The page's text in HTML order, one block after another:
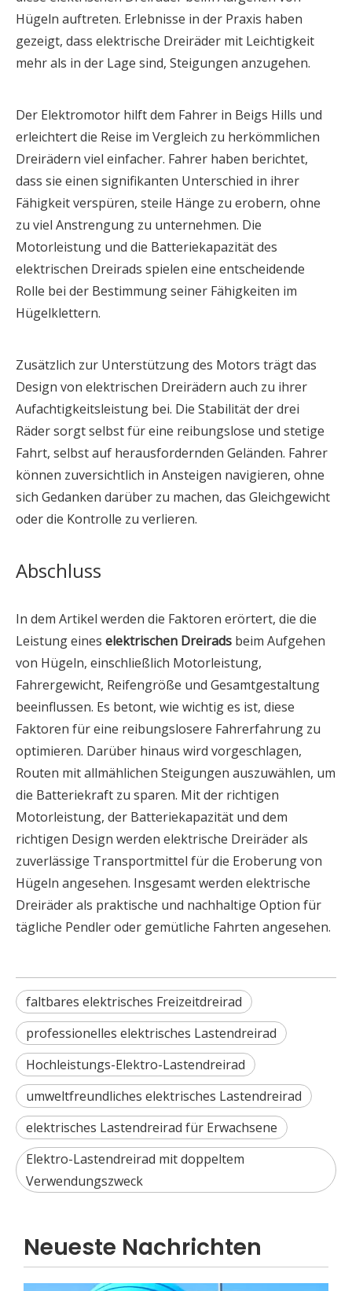
Hügeln auftreten. Erlebnisse in der Praxis haben
gezeigt, dass elektrische Dreiräder mit Leichtigkeit
mehr als in der Lage sind, Steigungen anzugehen.
Der Elektromotor hilft dem Fahrer in Beigs Hills und
erleichtert die Reise im Vergleich zu herkömmlichen
Dreirädern viel einfacher. Fahrer haben berichtet,
dass sie einen signifikanten Unterschied in ihrer
Fähigkeit verspüren, steile Hänge zu erobern, ohne
zu viel Anstrengung zu unternehmen. Die
Motorleistung und die Batteriekapazität des
elektrischen Dreirads spielen eine entscheidende
Rolle bei der Bestimmung seiner Fähigkeiten im
Hügelklettern.
Zusätzlich zur Unterstützung des Motors trägt das
Design von elektrischen Dreirädern auch zu ihrer
Aufachtigkeitsleistung bei. Die Stabilität der drei
Räder sorgt selbst für eine reibungslose und stetige
Fahrt, selbst auf herausfordernden Geländen. Fahrer
können zuversichtlich in Ansteigen navigieren, ohne
sich Gedanken darüber zu machen, das Gleichgewicht
oder die Kontrolle zu verlieren.
Abschluss
In dem Artikel werden die Faktoren erörtert, die die
Leistung eines elektrischen Dreirads beim Aufgehen
von Hügeln, einschließlich Motorleistung,
Fahrergewicht, Reifengröße und Gesamtgestaltung
beeinflussen. Es betont, wie wichtig es ist, diese
Faktoren für eine reibungslosere Fahrerfahrung zu
optimieren. Darüber hinaus wird vorgeschlagen,
Routen mit allmählichen Steigungen auszuwählen, um
die Batteriekraft zu sparen. Mit der richtigen
Motorleistung, der Batteriekapazität und dem
richtigen Design werden elektrische Dreiräder als
zuverlässige Transportmittel für die Eroberung von
Hügeln angesehen. Insgesamt werden elektrische
Dreiräder als praktische und nachhaltige Option für
tägliche Pendler oder gemütliche Fahrten angesehen.
faltbares elektrisches Freizeitdreirad
professionelles elektrisches Lastendreirad
Hochleistungs-Elektro-Lastendreirad
umweltfreundliches elektrisches Lastendreirad
elektrisches Lastendreirad für Erwachsene
Elektro-Lastendreirad mit doppeltem
Verwendungszweck
Neueste Nachrichten
Was sollten Käufer bei der Auswahl eines Elektroautos mit niedriger Geschwindigkeit beachten?
Eine vollständige Anleitung zum Kauf eines